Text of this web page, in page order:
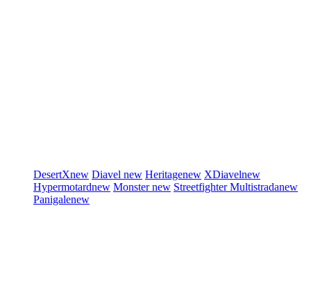
DesertXnew Diavel new Heritagenew XDiavelnew
Hypermotardnew Monsternew StreetfighterMultistradanew
Panigalenew